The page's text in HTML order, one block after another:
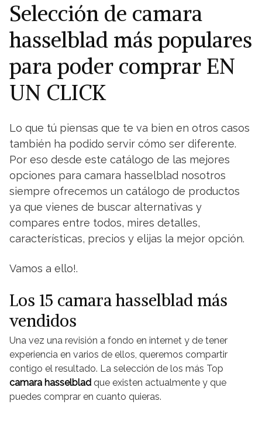
Selección de camara
hasselblad más populares
para poder comprar EN
UN CLICK
Lo que tú piensas que te va bien en otros casos
también ha podido servir cómo ser diferente.
Por eso desde este catálogo de las mejores
opciones para camara hasselblad nosotros
siempre ofrecemos un catálogo de productos
ya que vienes de buscar alternativas y
compares entre todos, mires detalles,
características, precios y elijas la mejor opción.
Vamos a ello!.
Los 15 camara hasselblad más
vendidos
Una vez una revisión a fondo en internet y de tener
experiencia en varios de ellos, queremos compartir
contigo el resultado. La selección de los más Top
camara hasselblad que existen actualmente y que
puedes comprar en cuanto quieras.